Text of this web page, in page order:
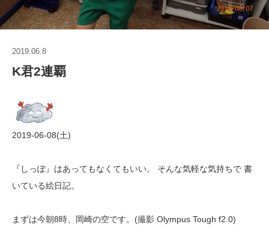
2019.06.8
K君2連覇
2019-06-08(土)
『しっぽ』はあってもなくてもいい。 そんな気軽な気持ちで 書
いている絵日記。
まずは今朝8時、岡崎の空です。(撮影 Olympus Tough f2.0)